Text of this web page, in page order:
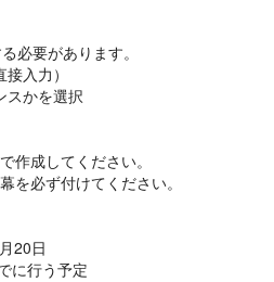
必要があります。
接入力）
スかを選択
作成してください。
を必ず付けてください。
20日
に行う予定